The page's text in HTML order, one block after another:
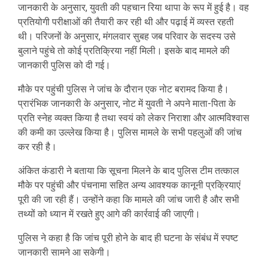
जानकारी के अनुसार, युवती की पहचान रिया थापा के रूप में हुई है। वह
प्रतियोगी परीक्षाओं की तैयारी कर रही थी और पढ़ाई में व्यस्त रहती
थी। परिजनों के अनुसार, मंगलवार सुबह जब परिवार के सदस्य उसे
बुलाने पहुंचे तो कोई प्रतिक्रिया नहीं मिली। इसके बाद मामले की
जानकारी पुलिस को दी गई।
मौके पर पहुंची पुलिस ने जांच के दौरान एक नोट बरामद किया है।
प्रारंभिक जानकारी के अनुसार, नोट में युवती ने अपने माता-पिता के
प्रति स्नेह व्यक्त किया है तथा स्वयं को लेकर निराशा और आत्मविश्वास
की कमी का उल्लेख किया है। पुलिस मामले के सभी पहलुओं की जांच
कर रही है।
अंकित कंडारी ने बताया कि सूचना मिलने के बाद पुलिस टीम तत्काल
मौके पर पहुंची और पंचनामा सहित अन्य आवश्यक कानूनी प्रक्रियाएं
पूरी की जा रही हैं। उन्होंने कहा कि मामले की जांच जारी है और सभी
तथ्यों को ध्यान में रखते हुए आगे की कार्रवाई की जाएगी।
पुलिस ने कहा है कि जांच पूरी होने के बाद ही घटना के संबंध में स्पष्ट
जानकारी सामने आ सकेगी।